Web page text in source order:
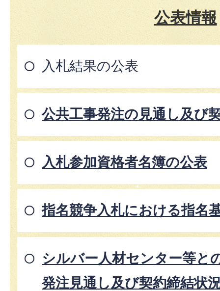
公表情報
入札結果の公表
公共工事発注の見通し及び
入札参加資格者名簿の公表
指名競争入札における指名
シルバー人材センター等と
発注見通し及び契約締結状